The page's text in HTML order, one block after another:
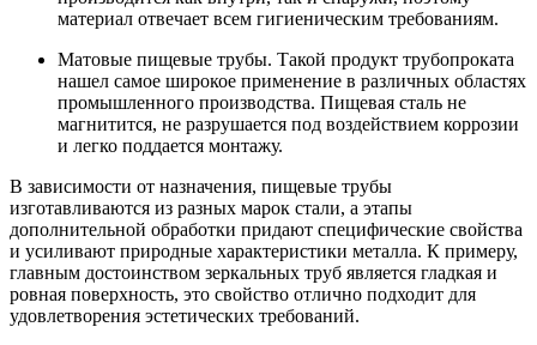
материал отвечает всем гигиеническим требованиям.
Матовые пищевые трубы. Такой продукт трубопроката
нашел самое широкое применение в различных областях
промышленного производства. Пищевая сталь не
магнитится, не разрушается под воздействием коррозии
и легко поддается монтажу.
В зависимости от назначения, пищевые трубы
изготавливаются из разных марок стали, а этапы
дополнительной обработки придают специфические свойства
и усиливают природные характеристики металла. К примеру,
главным достоинством зеркальных труб является гладкая и
ровная поверхность, это свойство отлично подходит для
удовлетворения эстетических требований.